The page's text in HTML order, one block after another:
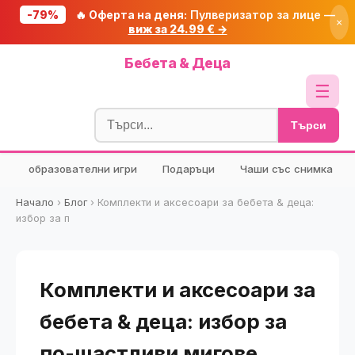
-79% 🔥 Оферта на деня: Пулверизатор за лице —
виж за 24.99 € →
×
Бебета & Деца
☰
Блог
🧮 Калкулатори
🔍 Намери продукт
🎁 Подарък
Търси
образователни игри Подаръци Чаши със снимка
Начало › Блог› Комплекти и аксесоари за бебета & деца:
избор за п
Комплекти и аксесоари за
бебета & деца: избор за